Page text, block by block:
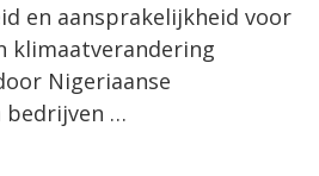
en aansprakelijkheid voor
klimaatverandering
Nigeriaanse
bedrijven …